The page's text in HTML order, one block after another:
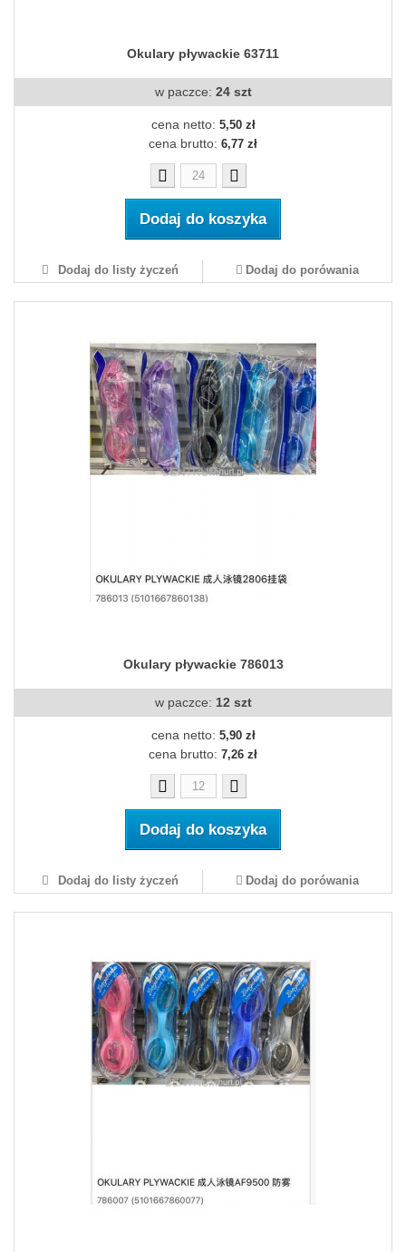
Okulary pływackie 63711
w paczce: 24 szt
cena netto: 5,50 zł
cena brutto: 6,77 zł
Dodaj do koszyka
Dodaj do listy życzeń Dodaj do porówania
Okulary pływackie 786013
w paczce: 12 szt
cena netto: 5,90 zł
cena brutto: 7,26 zł
Dodaj do koszyka
Dodaj do listy życzeń Dodaj do porówania